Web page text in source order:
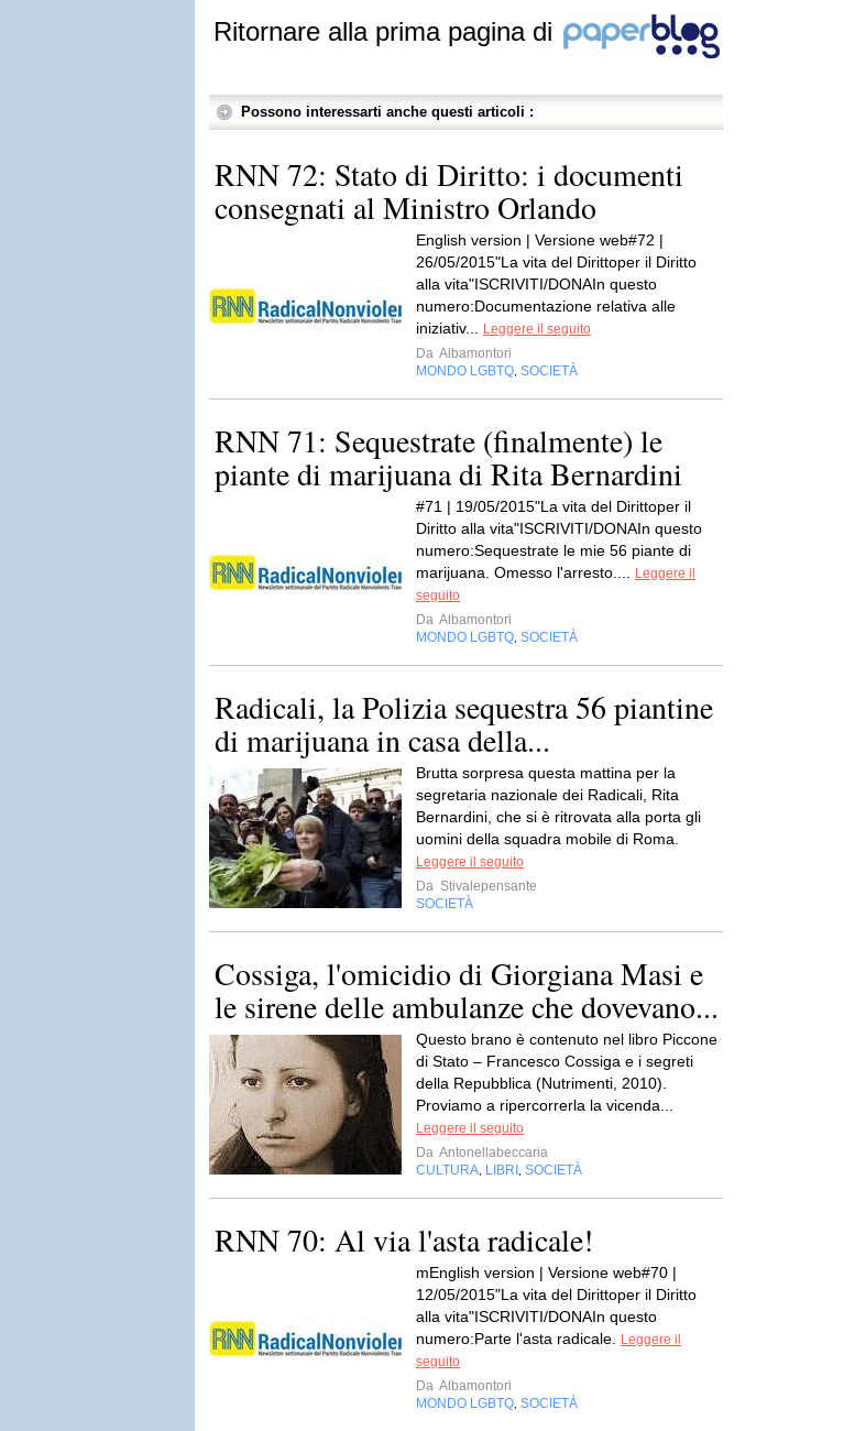
Ritornare alla prima pagina di
Possono interessarti anche questi articoli :
RNN 72: Stato di Diritto: i documenti
consegnati al Ministro Orlando
English version | Versione web#72 |
26/05/2015"La vita del Dirittoper il Diritto
alla vita"ISCRIVITI/DONAIn questo
numero:Documentazione relativa alle
iniziativ...
Leggere il seguito
Da Albamontori
MONDO LGBTQ SOCIETÀ
RNN 71: Sequestrate (finalmente) le
piante di marijuana di Rita Bernardini
#71 | 19/05/2015"La vita del Dirittoper il
Diritto alla vita"ISCRIVITI/DONAIn questo
numero:Sequestrate le mie 56 piante di
marijuana. Omesso l'arresto....
Leggere il
seguito
Da Albamontori
MONDO LGBTQ SOCIETÀ
Radicali, la Polizia sequestra 56 piantine
di marijuana in casa della...
Brutta sorpresa questa mattina per la
segretaria nazionale dei Radicali, Rita
Bernardini, che si è ritrovata alla porta gli
uomini della squadra mobile di Roma.
Leggere il seguito
Da Stivalepensante
SOCIETÀ
Cossiga, l'omicidio di Giorgiana Masi e
le sirene delle ambulanze che dovevano...
Questo brano è contenuto nel libro Piccone
di Stato – Francesco Cossiga e i segreti
della Repubblica (Nutrimenti, 2010).
Proviamo a ripercorrerla la vicenda...
Leggere il seguito
Da Antonellabeccaria
CULTURA LIBRI SOCIETÀ
RNN 70: Al via l'asta radicale!
mEnglish version | Versione web#70 |
12/05/2015"La vita del Dirittoper il Diritto
alla vita"ISCRIVITI/DONAIn questo
numero:Parte l'asta radicale.
Leggere il
seguito
Da Albamontori
MONDO LGBTQ SOCIETÀ